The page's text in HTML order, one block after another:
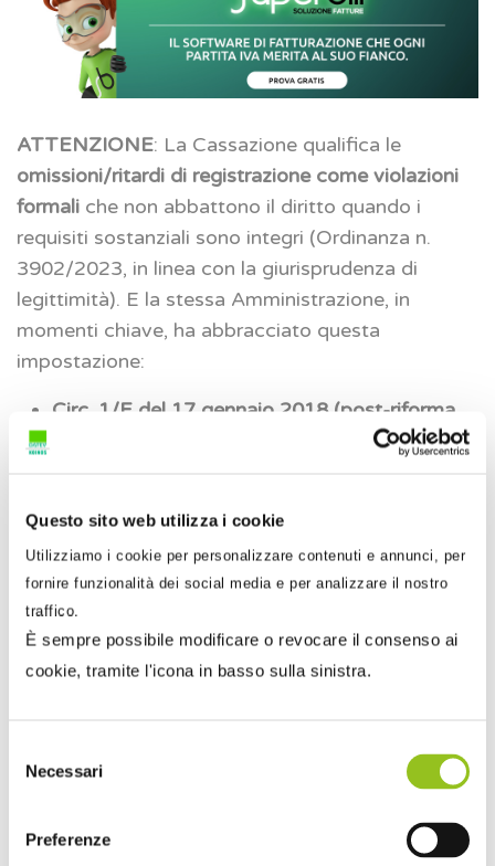
Questo sito web utilizza i cookie
Utilizziamo i cookie per personalizzare contenuti e annunci, per
fornire funzionalità dei social media e per analizzare il nostro
traffico.
È sempre possibile modificare o revocare il consenso ai
cookie, tramite l'icona in basso sulla sinistra.
delNecessari
Preferenze
ATTENZIONE: La Cassazione qualifica le
omissioni/ritardi di registrazione come violazioni
formali che non abbattono il diritto quando i
requisiti sostanziali sono integri (Ordinanza n.
3902/2023, in linea con la giurisprudenza di
legittimità). E la stessa Amministrazione, in
momenti chiave, ha abbracciato questa
impostazione:
Circ. 1/E del 17 gennaio 2018 (post-riforma
: riconosce il recupero via
facoltà alla tempestiva registrazione;
C.M. 328/E del 24 dicembre 1997: afferma
espressamente che l’esercizio della detrazione
restando la registrazione un obbligo a fini
3. Il punto nevralgico del documento
AIDC LAB ha il merito di ricondurre la questione